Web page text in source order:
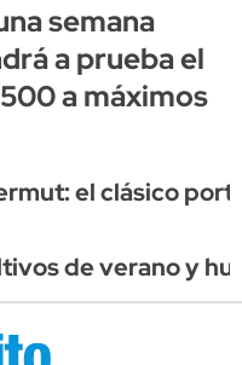
semana
a prueba el
a máximos
el clásico
de verano y